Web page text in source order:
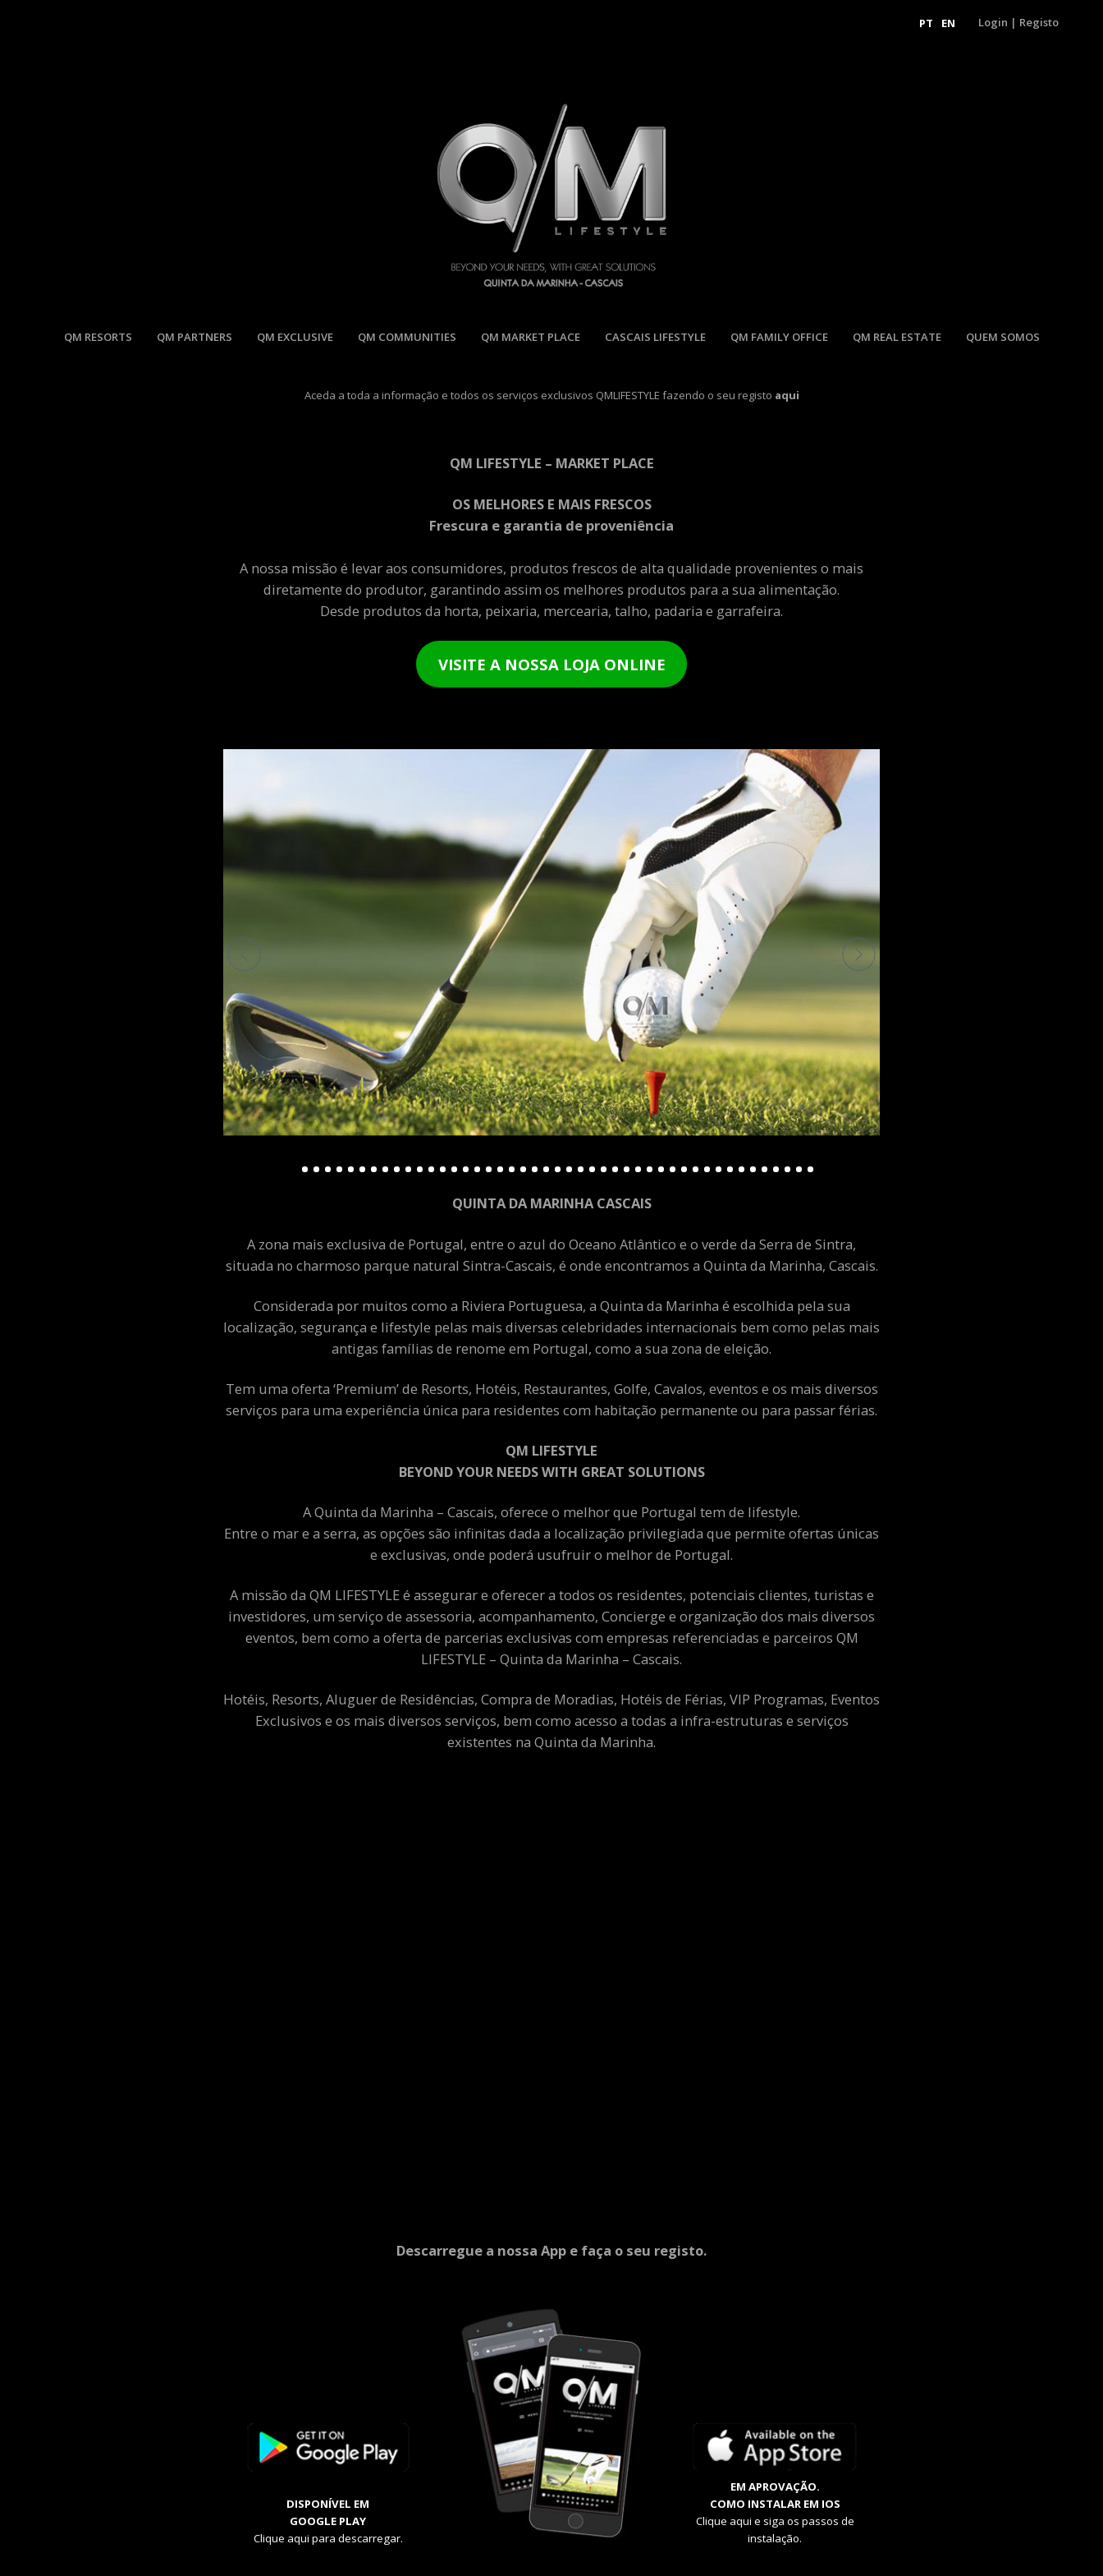
PT EN Login | Registo
QM RESORTS QM PARTNERS QM EXCLUSIVE QM COMMUNITIES QM MARKET PLACE CASCAIS LIFESTYLE QM FAMILY OFFICE QM REAL ESTATE QUEM SOMOS
Aceda a toda a informação e todos os serviços exclusivos QMLIFESTYLE fazendo o seu registo aqui
QM LIFESTYLE – MARKET PLACE
OS MELHORES E MAIS FRESCOS
Frescura e garantia de proveniência
A nossa missão é levar aos consumidores, produtos frescos de alta qualidade provenientes o mais
diretamente do produtor, garantindo assim os melhores produtos para a sua alimentação.
Desde produtos da horta, peixaria, mercearia, talho, padaria e garrafeira.
VISITE A NOSSA LOJA ONLINE
QUINTA DA MARINHA CASCAIS
A zona mais exclusiva de Portugal, entre o azul do Oceano Atlântico e o verde da Serra de Sintra,
situada no charmoso parque natural Sintra-Cascais, é onde encontramos a Quinta da Marinha, Cascais.
Considerada por muitos como a Riviera Portuguesa, a Quinta da Marinha é escolhida pela sua
localização, segurança e lifestyle pelas mais diversas celebridades internacionais bem como pelas mais
antigas famílias de renome em Portugal, como a sua zona de eleição.
Tem uma oferta ‘Premium’ de Resorts, Hotéis, Restaurantes, Golfe, Cavalos, eventos e os mais diversos
serviços para uma experiência única para residentes com habitação permanente ou para passar férias.
QM LIFESTYLE
BEYOND YOUR NEEDS WITH GREAT SOLUTIONS
A Quinta da Marinha – Cascais, oferece o melhor que Portugal tem de lifestyle.
Entre o mar e a serra, as opções são infinitas dada a localização privilegiada que permite ofertas únicas
e exclusivas, onde poderá usufruir o melhor de Portugal.
A missão da QM LIFESTYLE é assegurar e oferecer a todos os residentes, potenciais clientes, turistas e
investidores, um serviço de assessoria, acompanhamento, Concierge e organização dos mais diversos
eventos, bem como a oferta de parcerias exclusivas com empresas referenciadas e parceiros QM
LIFESTYLE – Quinta da Marinha – Cascais.
Hotéis, Resorts, Aluguer de Residências, Compra de Moradias, Hotéis de Férias, VIP Programas, Eventos
Exclusivos e os mais diversos serviços, bem como acesso a todas a infra-estruturas e serviços
existentes na Quinta da Marinha.
Descarregue a nossa App e faça o seu registo.
DISPONÍVEL EM
GOOGLE PLAY
Clique aqui para descarregar.
EM APROVAÇÃO.
COMO INSTALAR EM IOS
Clique aqui e siga os passos de
instalação.